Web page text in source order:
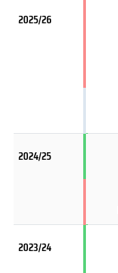
2025/26
2024/25
2023/24